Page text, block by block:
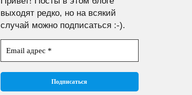
выходят редко, но на всякий
случай можно подписаться :-).